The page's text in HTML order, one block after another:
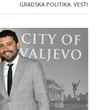
GRADSKA POLITIKA, VESTI